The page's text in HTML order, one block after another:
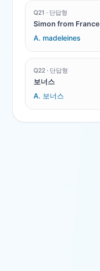
Q21 · 단답형
Simon from France
A. madeleines
Q22 · 단답형
보너스
A. 보너스